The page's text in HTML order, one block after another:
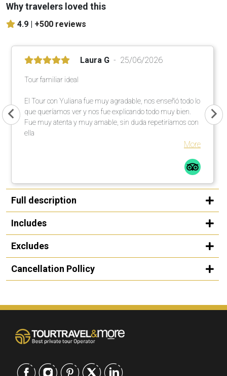
Why travelers loved this
4.9 | +500 reviews
Laura G 25/06/2026
Tour familiar ideal
El Tour con Yuliana fue muy agradable, nos enseñó todo lo
que queríamos ver y nos fue explicando todo muy bien.
Fue muy atenta y muy amable, sin duda repetiríamos con
ella
More
Full description
Includes
Excludes
Cancellation Pollicy